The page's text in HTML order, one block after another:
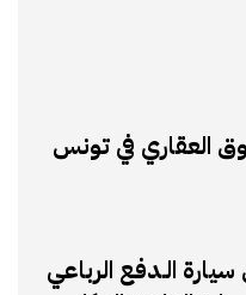
في تونس
الـدفع الرباعي